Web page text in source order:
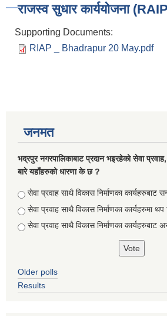
राजस्व सुधार कार्ययोजना
Supporting Documents:
RIAP _ Bhadrapur 20 May.pdf
जनमत
भद्रपुर नगरपालिकाबाट प्रदान भइरहेको सेवा प्रवाह,
बारे यहाँहरुको धारणा के छ ?
Choices
सेवा प्रवाह साथै विकास निर्माणका कार्यहरुबाट
सेवा प्रवाह साथै विकास निर्माणका कार्यहरुमा
सेवा प्रवाह साथै विकास निर्माणका कार्यहरुबाट
Older polls
Results